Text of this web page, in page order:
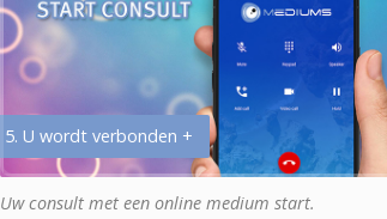
5. U wordt verbonden +
Uw consult met een online medium start.